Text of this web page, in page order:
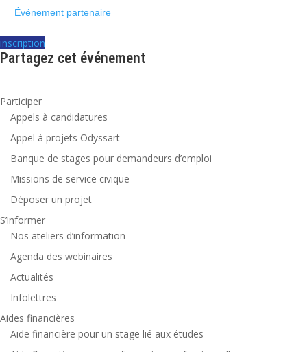
Événement partenaire
inscription
Partagez cet événement
Participer
Appels à candidatures
Appel à projets Odyssart
Banque de stages pour demandeurs d’emploi
Missions de service civique
Déposer un projet
S’informer
Nos ateliers d’information
Agenda des webinaires
Actualités
Infolettres
Aides financières
Aide financière pour un stage lié aux études